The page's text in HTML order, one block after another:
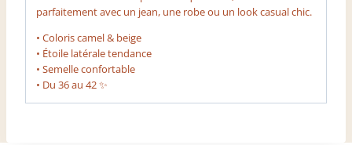
parfaitement avec un jean, une robe ou un look casual chic.
• Coloris camel & beige
• Étoile latérale tendance
• Semelle confortable
• Du 36 au 42 ✨